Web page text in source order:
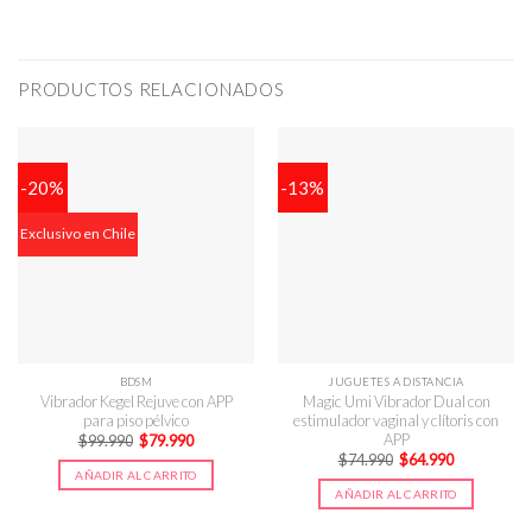
PRODUCTOS RELACIONADOS
-20%
Exclusivo en Chile
BDSM
Vibrador Kegel Rejuve con APP
para piso pélvico
$99.990 El
precio
original
era:
$99.990.
$79.990El
actual
es:
$79.990.
AÑADIR AL CARRITO
-13%
JUGUETES A DISTANCIA
Magic Umi Vibrador Dual con
estimulador vaginal y clítoris con
APP
$74.990 El
precio
original
era:
$74.990.
$64.990El
actual
es:
$64.990.
AÑADIR AL CARRITO